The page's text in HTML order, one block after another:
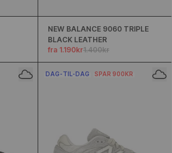
NEW BALANCE 9060 TRIPLE
BLACK LEATHER
fra 1.190kr1.400kr
DAG-TIL-DAG SPAR 900KR